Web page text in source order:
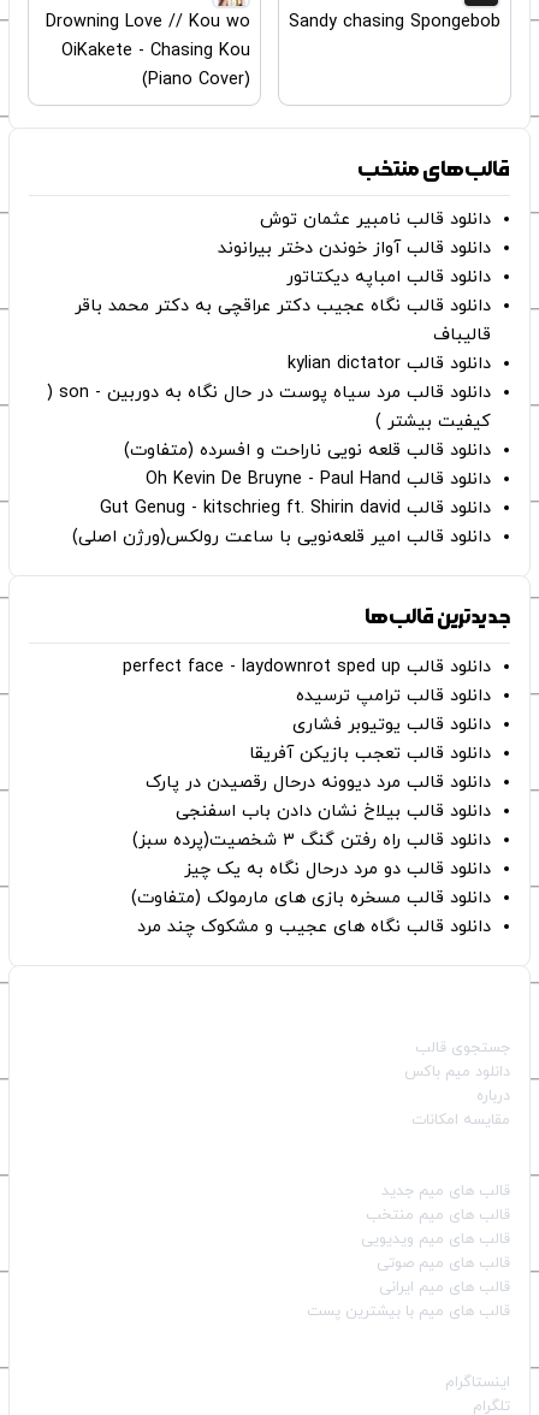
Sandy chasing Spongebob
Drowning Love // Kou wo
OiKakete - Chasing Kou
(Piano Cover)
قالب‌های منتخب
دانلود قالب نامبیر عثمان ‌توش
دانلود قالب آواز خوندن دختر بیرانوند
دانلود قالب امباپه دیکتاتور
دانلود قالب نگاه عجیب دکتر عراقچی به دکتر محمد باقر
قالیباف
دانلود قالب kylian dictator
دانلود قالب مرد سیاه پوست در حال نگاه به دوربین - son (
کیفیت بیشتر )
دانلود قالب قلعه نویی ناراحت و افسرده (متفاوت)
دانلود قالب Oh Kevin De Bruyne - Paul Hand
دانلود قالب Gut Genug - kitschrieg ft. Shirin david
دانلود قالب امیر قلعه‌نویی با ساعت رولکس(ورژن اصلی)
جدیدترین قالب‌ها
دانلود قالب perfect face - laydownrot sped up
دانلود قالب ترامپ ترسیده
دانلود قالب یوتیوبر فشاری
دانلود قالب تعجب بازیکن آفریقا
دانلود قالب مرد دیوونه درحال رقصیدن در پارک
دانلود قالب بیلاخ نشان دادن باب اسفنجی
دانلود قالب راه رفتن گنگ ۳ شخصیت(پرده سبز)
دانلود قالب دو مرد درحال نگاه به یک چیز
دانلود قالب مسخره بازی های مارمولک (متفاوت)
دانلود قالب نگاه های عجیب و مشکوک چند مرد
جستجوی قالب
دانلود میم باکس
درباره
مقایسه امکانات
قالب‌ های میم جدید
قالب‌ های میم منتخب
قالب‌ های میم ویدیویی
قالب‌ های میم صوتی
قالب‌ های میم ایرانی
قالب‌ های میم با بیشترین پست
اینستاگرام
تلگرام